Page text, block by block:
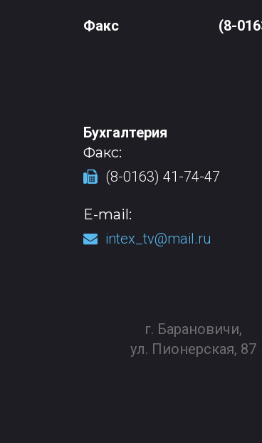
Факс (8-0163)
Бухгалтерия
Факс:
(8-0163) 41-74-47
E-mail:
intex_tv@mail.ru
г. Барановичи,
ул. Пионерская, 87